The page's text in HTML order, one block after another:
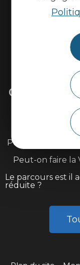
Questions
Existe il
Peut-on louer
Peut-on faire la
Le parcours est il
réduite ?